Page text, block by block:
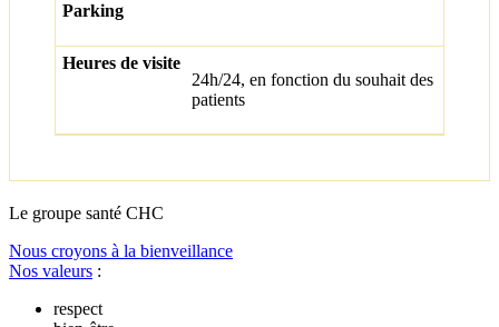
24h/24, en fonction du souhait des
patients
Le groupe santé CHC
Nous croyons à la bienveillance
Nos valeurs :
respect